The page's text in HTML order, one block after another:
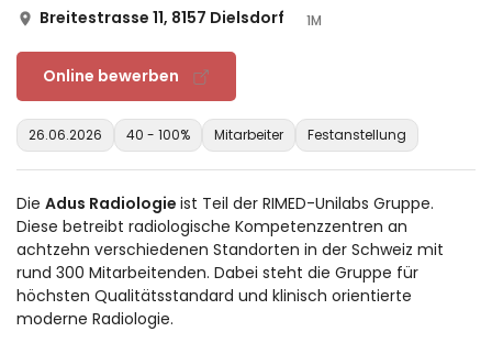
Breitestrasse 11, 8157 Dielsdorf
1M
Online bewerben
26.06.2026 40 - 100% Mitarbeiter Festanstellung
Die Adus Radiologie ist Teil der RIMED-Unilabs Gruppe.
Diese betreibt radiologische Kompetenzzentren an
achtzehn verschiedenen Standorten in der Schweiz mit
rund 300 Mitarbeitenden. Dabei steht die Gruppe für
höchsten Qualitätsstandard und klinisch orientierte
moderne Radiologie.